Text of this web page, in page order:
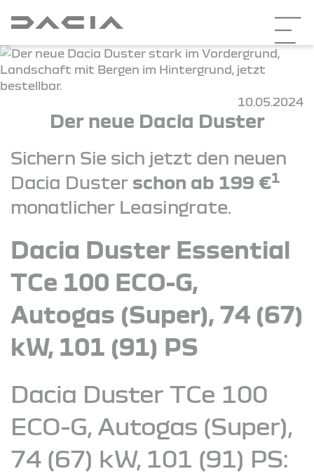
10.05.2024
Der neue Dacia Duster
Sichern Sie sich jetzt den neuen
Dacia Duster schon ab 199 €1
monatlicher Leasingrate.
Dacia Duster Essential
TCe 100 ECO-G,
Autogas (Super), 74 (67)
kW, 101 (91) PS
Dacia Duster TCe 100
ECO-G, Autogas (Super),
74 (67) kW, 101 (91) PS: